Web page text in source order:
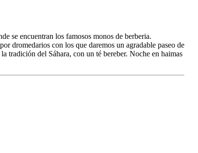
se encuentran los famosos monos de berberia.
dromedarios con los que daremos un agradable paseo de
tradición del Sáhara, con un té bereber. Noche en haimas